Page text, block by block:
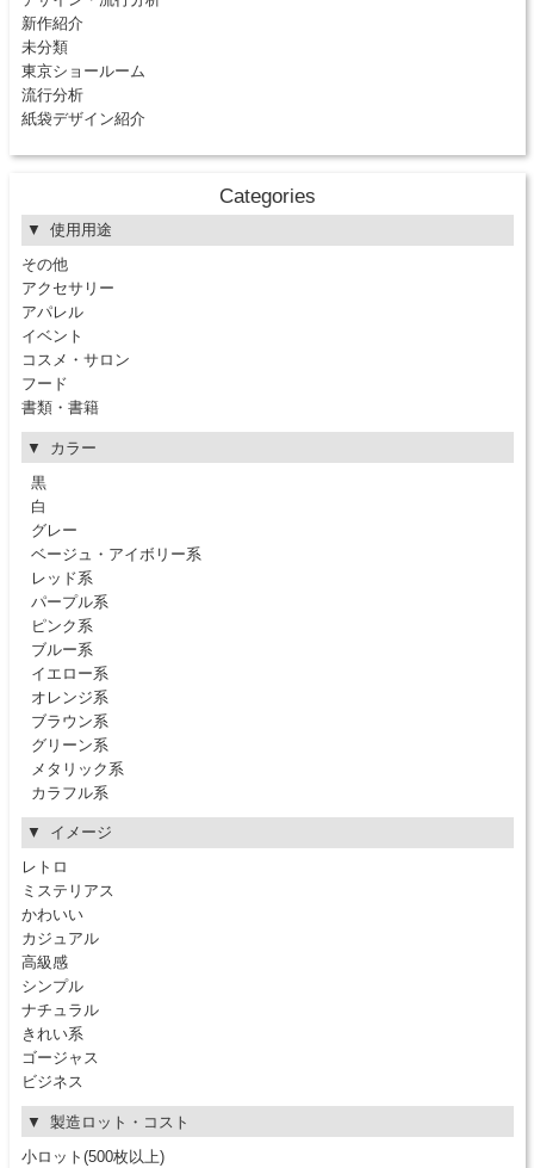
新作紹介
未分類
東京ショールーム
流行分析
紙袋デザイン紹介
Categories
使用用途
その他
アクセサリー
アパレル
イベント
コスメ・サロン
フード
書類・書籍
カラー
黒
白
グレー
ベージュ・アイボリー系
レッド系
パープル系
ピンク系
ブルー系
イエロー系
オレンジ系
ブラウン系
グリーン系
メタリック系
カラフル系
イメージ
レトロ
ミステリアス
かわいい
カジュアル
高級感
シンプル
ナチュラル
きれい系
ゴージャス
ビジネス
製造ロット・コスト
小ロット(500枚以上)